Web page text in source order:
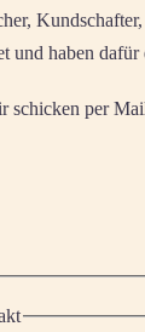
und haben dafür
schicken per